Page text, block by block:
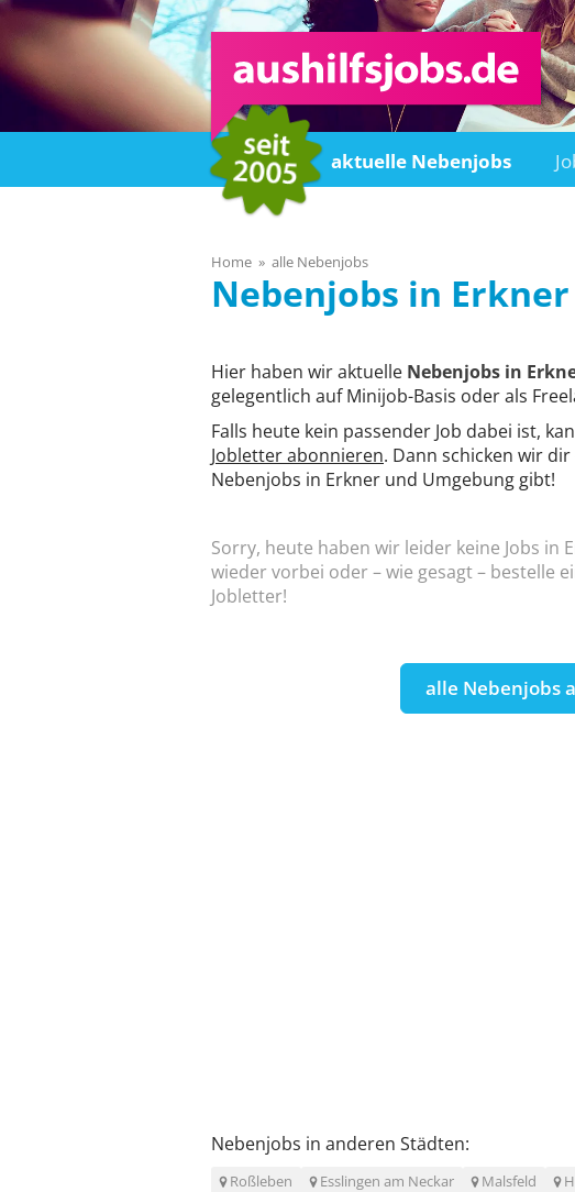
Home aktuelle Nebenjobs
Home alle Nebenjobs
Erkner
Hier haben wir aktuelle Nebenjobs in
gelegentlich auf Minijob-Basis oder als
Falls heute kein passender Job dabei ist,
Jobletter abonnieren. Dann schicken wir
Nebenjobs in Erkner und Umgebung gibt!
Sorry, heute haben wir leider keine Jobs in
wieder vorbei oder – wie gesagt – bestelle
Jobletter!
alle Nebenjobs
Nebenjobs in anderen Städten:
Roßleben Esslingen am Neckar Malsfeld